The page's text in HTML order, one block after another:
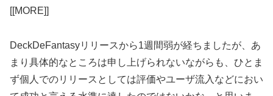
[[MORE]]
DeckDeFantasyリリースから1週間弱が経ちましたが、あ
まり具体的なところは申し上げられないながらも、ひとま
ず個人でのリリースとしては評価やユーザ流入などにおい